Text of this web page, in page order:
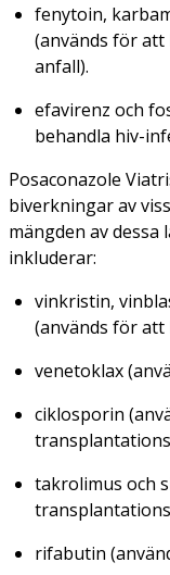
fenytoin,
(används för
anfall).
efavirenz och
behandla hiv-
Posaconazole
biverkningar av
mängden av dessa
inkluderar:
vinkristin,
(används för att
venetoklax
ciklosporin
takrolimus och
rifabutin